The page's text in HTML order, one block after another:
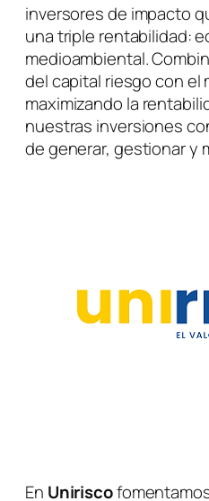
inversores de impacto
una triple rentabilidad:
medioambiental.
del capital riesgo con el
maximizando la
nuestras inversiones
de generar, gestionar y
En Unirisco